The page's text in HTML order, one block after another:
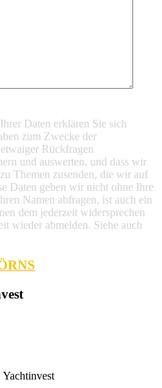
Daten erklären Sie sich
zum Zwecke der
Rückfragen
und auswerten, und dass wir
Themen zusenden, die wir auf
Daten geben wir nicht ohne Ihre
Namen abfragen, ist auch ein
dem jederzeit widersprechen
wieder abmelden. Siehe auch
Yachtinvest